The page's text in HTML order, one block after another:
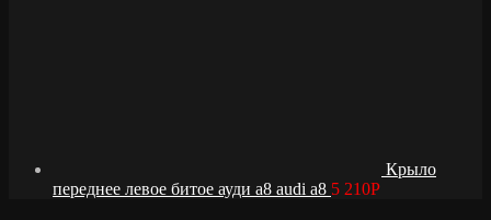
Крыло
переднее левое битое ауди а8 audi a8 5 210Р